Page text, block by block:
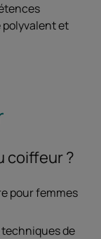
polyvalent et
coiffeur ?
pour femmes
techniques de